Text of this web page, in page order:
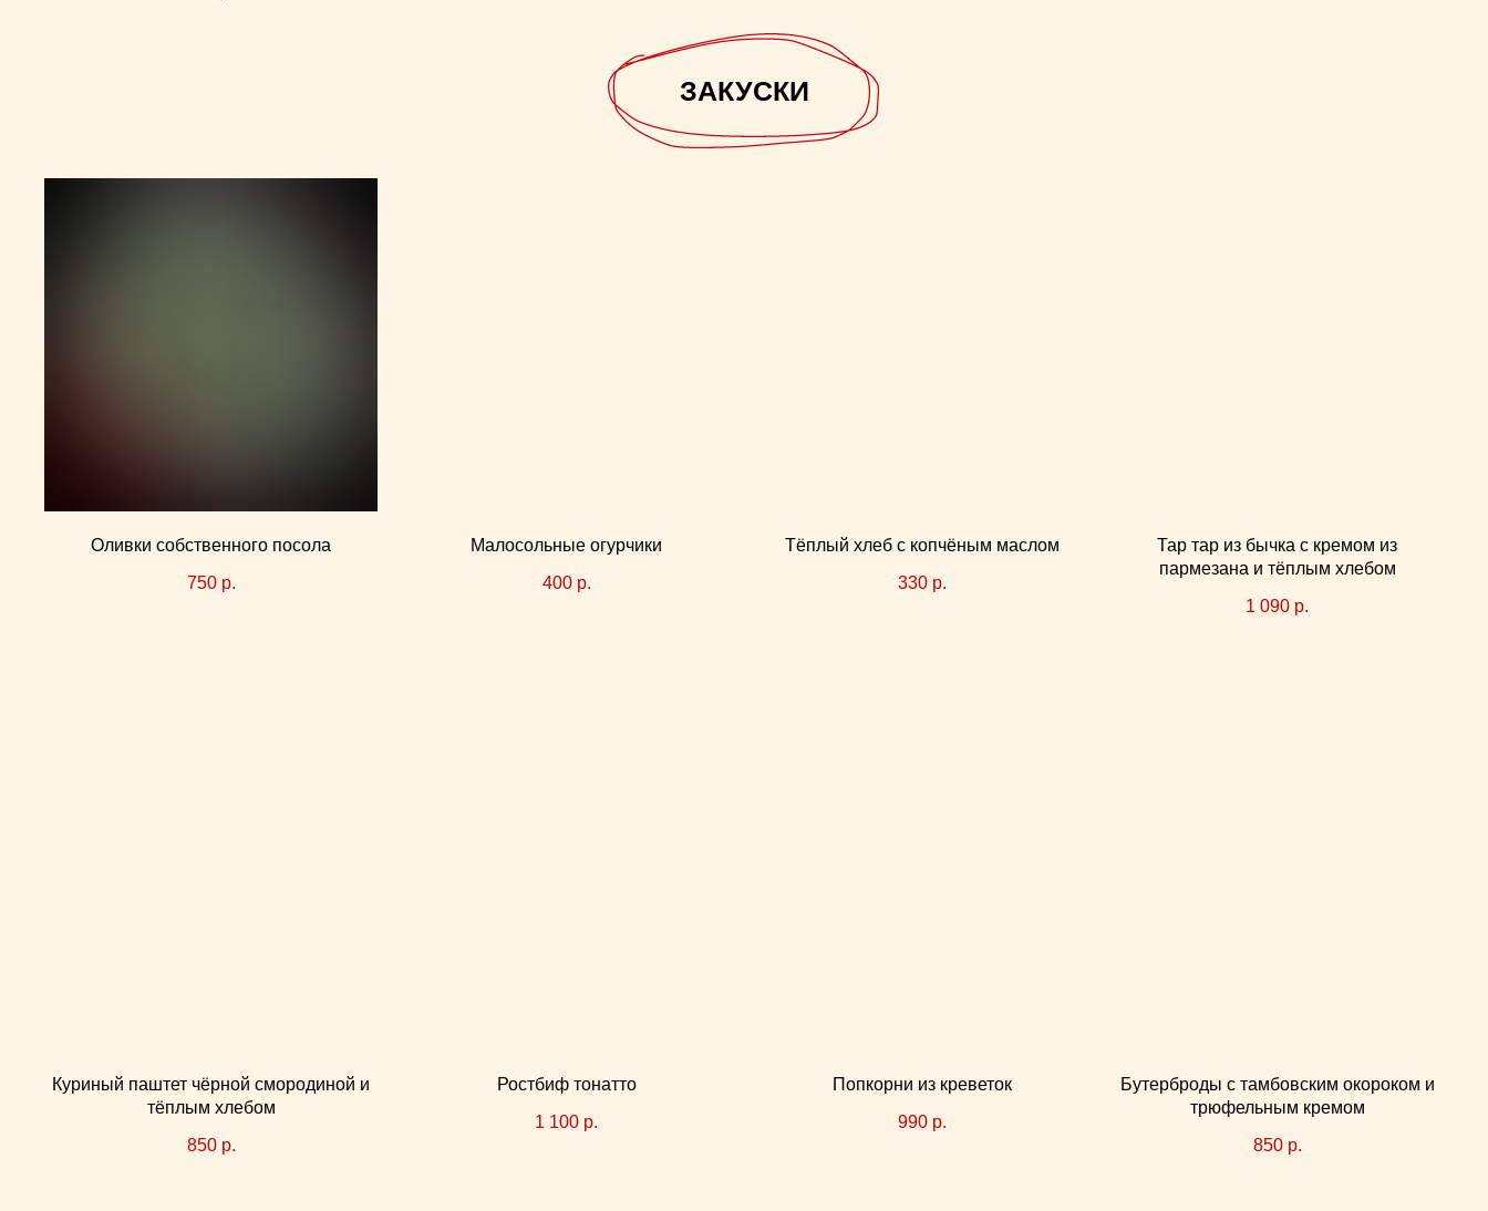
ЗАКУСКИ
Оливки собственного посола
750 р.
Малосольные огурчики
400 р.
Тёплый хлеб с копчёным маслом
330 р.
Тар тар из бычка с кремом из
пармезана и тёплым хлебом
1 090 р.
Куриный паштет чёрной смородиной и
тёплым хлебом
850 р.
Ростбиф тонатто
1 100 р.
Попкорни из креветок
990 р.
Бутерброды с тамбовским окороком и
трюфельным кремом
850 р.